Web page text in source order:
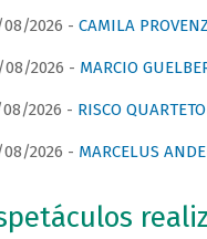
2026 - CAMILA
2026 - MARCIO
2026 - RISCO
2026 - MARCELUS